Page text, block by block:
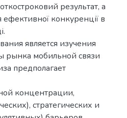
результат, а
конкуренції в
является изучения
рынка мобильной связи
предполагает
концентрации,
стратегических и